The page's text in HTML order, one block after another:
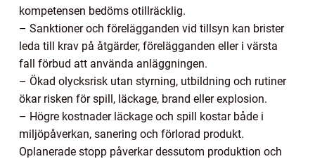
kompetensen bedöms otillräcklig.
– Sanktioner och förelägganden vid tillsyn kan brister
leda till krav på åtgärder, förelägganden eller i värsta
fall förbud att använda anläggningen.
– Ökad olycksrisk utan styrning, utbildning och rutiner
ökar risken för spill, läckage, brand eller explosion.
– Högre kostnader läckage och spill kostar både i
miljöpåverkan, sanering och förlorad produkt.
Oplanerade stopp påverkar dessutom produktion och